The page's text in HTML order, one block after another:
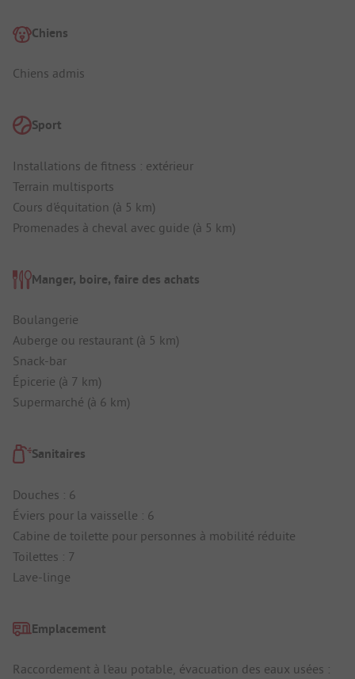
Chiens
Chiens admis
Sport
Installations de fitness : extérieur
Terrain multisports
Cours d'équitation (à 5 km)
Promenades à cheval avec guide (à 5 km)
Manger, boire, faire des achats
Boulangerie
Auberge ou restaurant (à 5 km)
Snack-bar
Épicerie (à 7 km)
Supermarché (à 6 km)
Sanitaires
Douches : 6
Éviers pour la vaisselle : 6
Cabine de toilette pour personnes à mobilité réduite
Toilettes : 7
Lave-linge
Emplacement
Raccordement à l'eau potable, évacuation des eaux usées :